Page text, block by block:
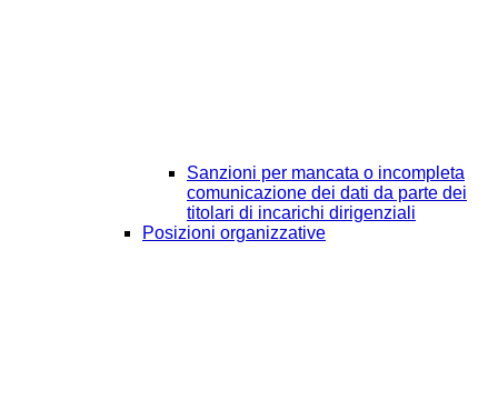
Sanzioni per mancata o incompleta
comunicazione dei dati da parte dei
titolari di incarichi dirigenziali
Posizioni organizzative